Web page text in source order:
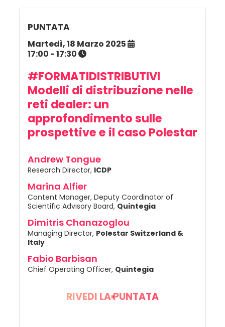
PUNTATA
Martedì, 18 Marzo 2025
17:00 - 17:30
#FORMATIDISTRIBUTIVI
Modelli di distribuzione nelle
reti dealer: un
approfondimento sulle
prospettive e il caso Polestar
Andrew Tongue
Research Director, ICDP
Marina Alfier
Content Manager, Deputy Coordinator of
Scientific Advisory Board, Quintegia
Dimitris Chanazoglou
Managing Director, Polestar Switzerland &
Italy
Fabio Barbisan
Chief Operating Officer, Quintegia
RIVEDI LA PUNTATA